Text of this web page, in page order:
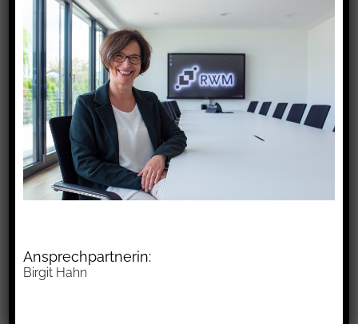
Selbstständigen und ist im Rahmen der
Einkommenbesteuerung zu berücksichtigen.
Dadurch erhöht der Zuschuss bei freiwillig
gesetzlich Kranken- und Pflegeversicherten den
Beitrag.
Für den Fall jedoch, dass der Zuschuss durch
den Geber zurückgefordert wird, kann im Jahr
der Rückzahlung der Gewinn des
Selbstständigen entsprechend um die Summe
freiwilligen gesetzlichen Kranken- und
Pflegeversicherung, denn Grundlage für die
Ansprechpartnerin:
Birgit Hahn